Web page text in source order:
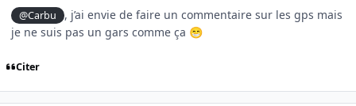
@Carbu
, j’ai envie de faire un commentaire sur les gps mais
je ne suis pas un gars comme ça 😁
Citer